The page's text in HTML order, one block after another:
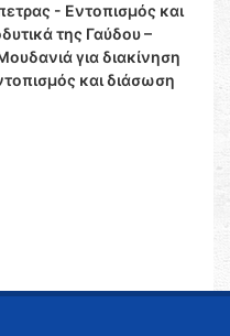
- Εντοπισμός και
της Γαύδου –
για διακίνηση
και διάσωση